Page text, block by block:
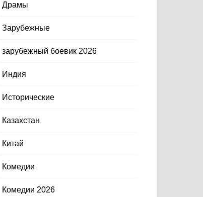
Драмы
Зарубежные
зарубежный боевик 2026
Индия
Исторические
Казахстан
Китай
Комедии
Комедии 2026